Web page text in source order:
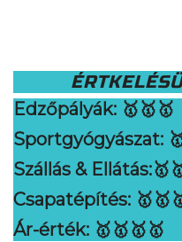
Edzőpályák: 🥇🥇🥇
Sportgyógyászat:
Szállás & Ellátás:
Csapatépítés:
Ár-érték: 🥇🥇🥇🥇